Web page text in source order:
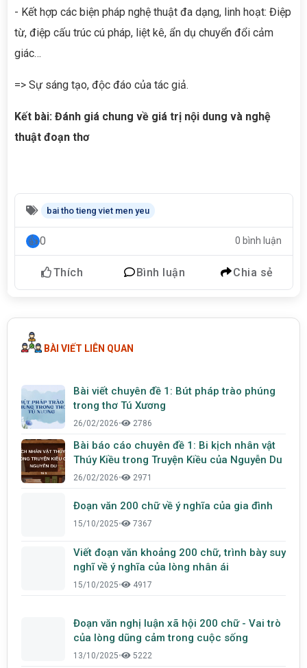
- Kết hợp các biện pháp nghệ thuật đa dạng, linh hoạt: Điệp
từ, điệp cấu trúc cú pháp, liệt kê, ẩn dụ chuyển đổi cảm
giác…
=> Sự sáng tạo, độc đáo của tác giả.
Kết bài: Đánh giá chung về giá trị nội dung và nghệ
thuật đoạn thơ
bai tho tieng viet men yeu
0 0 bình luận
Thích Bình luận Chia sẻ
BÀI VIẾT LIÊN QUAN
Bài viết chuyên đề 1: Bút pháp trào phúng
trong thơ Tú Xương
26/02/2026• 2786
Bài báo cáo chuyên đề 1: Bi kịch nhân vật
Thúy Kiều trong Truyện Kiều của Nguyễn Du
26/02/2026• 2971
Đoạn văn 200 chữ về ý nghĩa của gia đình
15/10/2025• 7367
Viết đoạn văn khoảng 200 chữ, trình bày suy
nghĩ về ý nghĩa của lòng nhân ái
15/10/2025• 4917
Đoạn văn nghị luận xã hội 200 chữ - Vai trò
của lòng dũng cảm trong cuộc sống
13/10/2025• 5222